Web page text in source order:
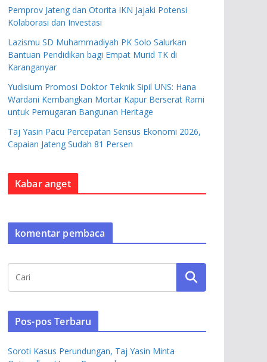
Pemprov Jateng dan Otorita IKN Jajaki Potensi
Kolaborasi dan Investasi
Lazismu SD Muhammadiyah PK Solo Salurkan
Bantuan Pendidikan bagi Empat Murid TK di
Karanganyar
Yudisium Promosi Doktor Teknik Sipil UNS: Hana
Wardani Kembangkan Mortar Kapur Berserat Rami
untuk Pemugaran Bangunan Heritage
Taj Yasin Pacu Percepatan Sensus Ekonomi 2026,
Capaian Jateng Sudah 81 Persen
Kabar anget
komentar pembaca
Pos-pos Terbaru
Soroti Kasus Perundungan, Taj Yasin Minta